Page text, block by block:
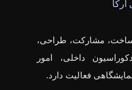
مشارکت، طراحی،
داخلی، امور
فعالیت دارد.